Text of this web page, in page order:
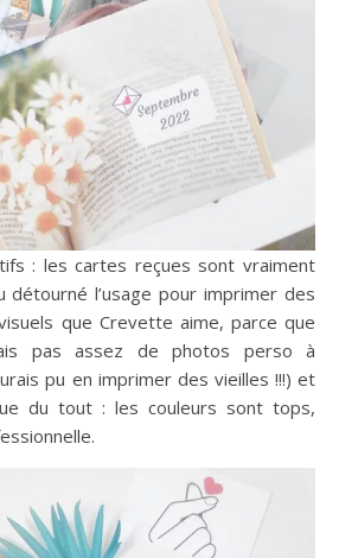
: les cartes reçues sont vraiment
détourné l’usage pour imprimer des
que Crevette aime, parce que
pas assez de photos perso à
pu en imprimer des vieilles !!!) et
du tout : les couleurs sont tops,